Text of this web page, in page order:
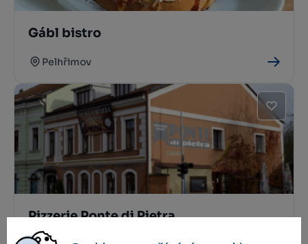
Gábl bistro
Pelhřimov
Pizzerie Ponte di Pietra